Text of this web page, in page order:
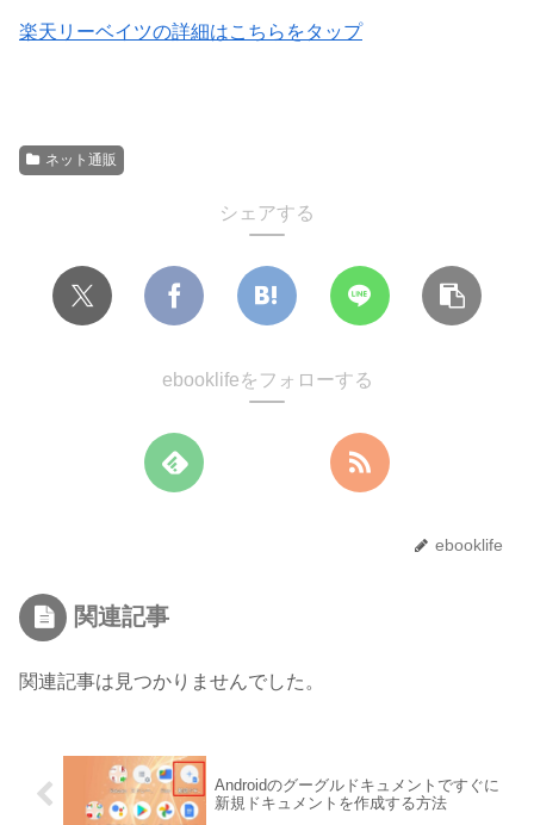
楽天リーベイツの詳細はこちらをタップ
ネット通販
シェアする
ebooklifeをフォローする
ebooklife
関連記事
関連記事は見つかりませんでした。
Androidのグーグルドキュメントですぐに
新規ドキュメントを作成する方法